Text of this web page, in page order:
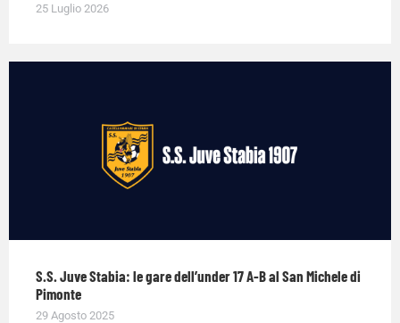
25 Luglio 2026
S.S. Juve Stabia: le gare dell’under 17 A-B al San Michele di
Pimonte
29 Agosto 2025